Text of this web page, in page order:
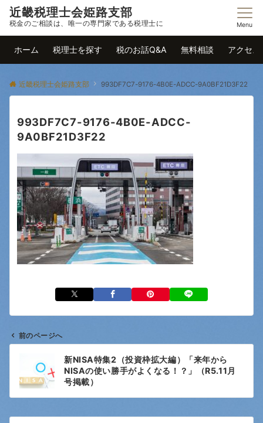
近畿税理士会姫路支部
税金のご相談は、唯一の専門家である税理士に Menu
ホーム 税理士を探す 税のお話Q&A 無料相談 アクセス
近畿税理士会姫路支部 993DF7C7-9176-4B0E-ADCC-9A0BF21D3F22
993DF7C7-9176-4B0E-ADCC-
9A0BF21D3F22
ビ
前のページへ
新NISA特集2（投資枠拡大編）「来年から
NISAの使い勝手がよくなる！？」（R5.11月
号掲載）